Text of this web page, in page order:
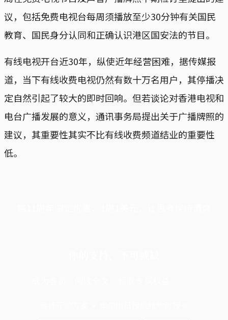
议，包括免费电视台每周须播放至少30分钟有关国民
教育、国民身分认同和正确认识港区国安法的节目。
有线电视开台近30年，纵使近年经营困难，据传媒报
道，当下有线收费电视仍然有数十万名用户，其停播决
定自然引起了较大的即时回响。但若谈论对香港电视和
电台广播发展的意义，通讯事务局提出关于广播牌照的
建议，其重要性其实不比有线收费频道结业的重要性
低。